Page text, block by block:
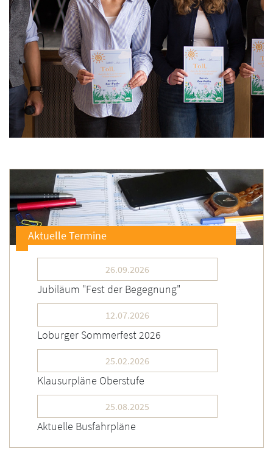
Aktuelle Termine
26.09.2026
Jubiläum "Fest der Begegnung"
12.07.2026
Loburger Sommerfest 2026
25.02.2026
Klausurpläne Oberstufe
25.08.2025
Aktuelle Busfahrpläne